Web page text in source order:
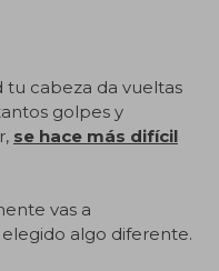
cabeza da vueltas
golpes y
se hace más difícil
vas a
algo diferente.